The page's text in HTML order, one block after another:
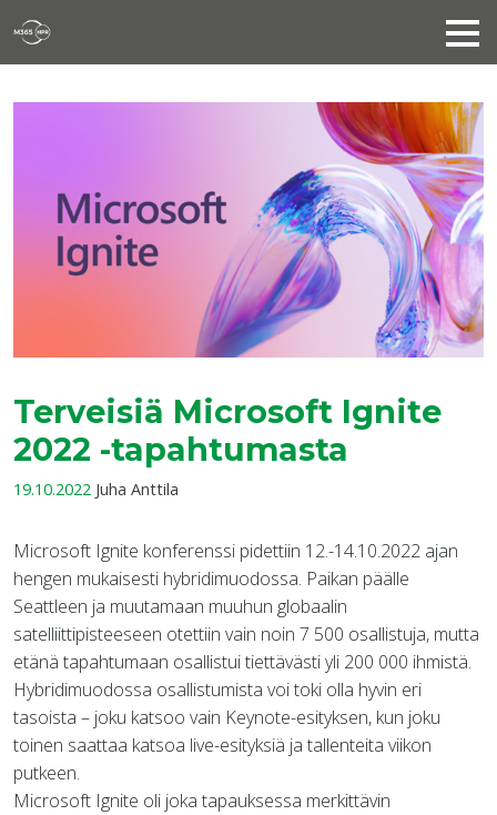
Terveisiä Microsoft Ignite
2022 -tapahtumasta
19.10.2022 Juha Anttila
Microsoft Ignite konferenssi pidettiin 12.-14.10.2022 ajan
hengen mukaisesti hybridimuodossa. Paikan päälle
Seattleen ja muutamaan muuhun globaalin
satelliittipisteeseen otettiin vain noin 7 500 osallistuja, mutta
etänä tapahtumaan osallistui tiettävästi yli 200 000 ihmistä.
Hybridimuodossa osallistumista voi toki olla hyvin eri
tasoista – joku katsoo vain Keynote-esityksen, kun joku
toinen saattaa katsoa live-esityksiä ja tallenteita viikon
putkeen.
Microsoft Ignite oli joka tapauksessa merkittävin